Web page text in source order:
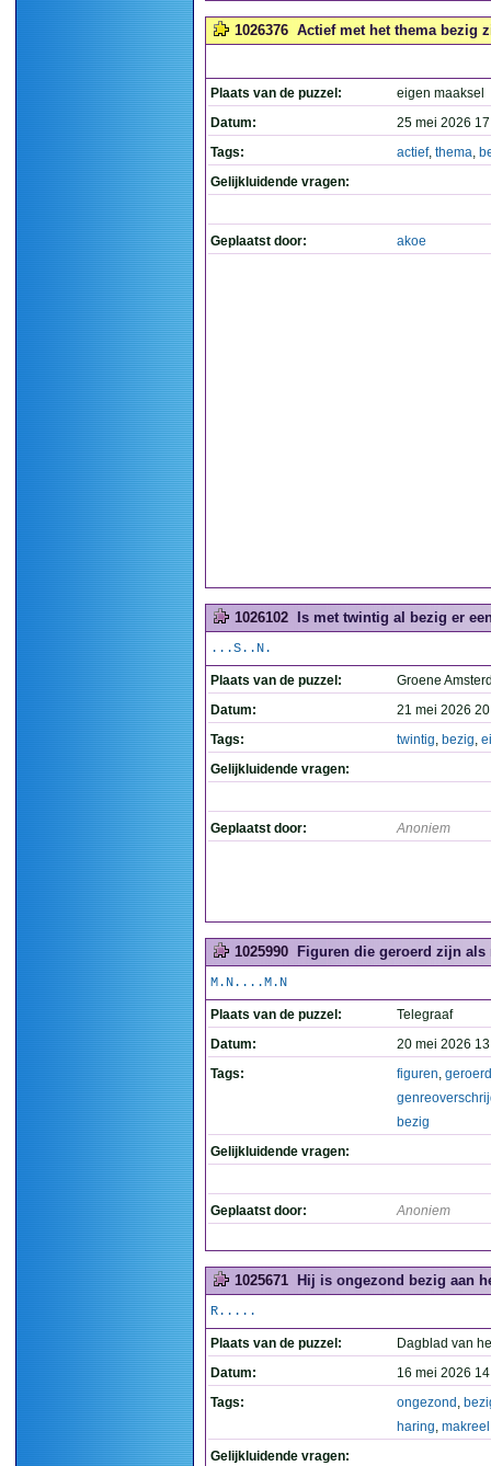
1026376 Actief met het thema bezig
Plaats van de puzzel:
eigen maaksel
Datum:
25 mei 2026
Tags:
actief, thema,
Gelijkluidende vragen:
Geplaatst door: akoe
1026102 Is met twintig al bezig er
...S..N.
Plaats van de puzzel:
Groene
Datum:
21 mei 2026
Tags:
twintig, bezig,
Gelijkluidende vragen:
Geplaatst door: Anoniem
1025990 Figuren die geroerd zijn
M.N....M.N
Plaats van de puzzel:
Telegraaf
Datum:
20 mei 2026
Tags:
figuren, geroerd
bezig
Gelijkluidende vragen:
Geplaatst door: Anoniem
1025671 Hij is ongezond bezig aan
R.....
Plaats van de puzzel:
Dagblad van
Datum:
16 mei 2026
Tags:
ongezond ,
haring, makreel
Gelijkluidende vragen: